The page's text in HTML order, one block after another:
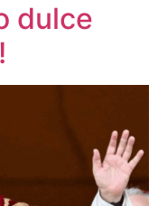
dulce